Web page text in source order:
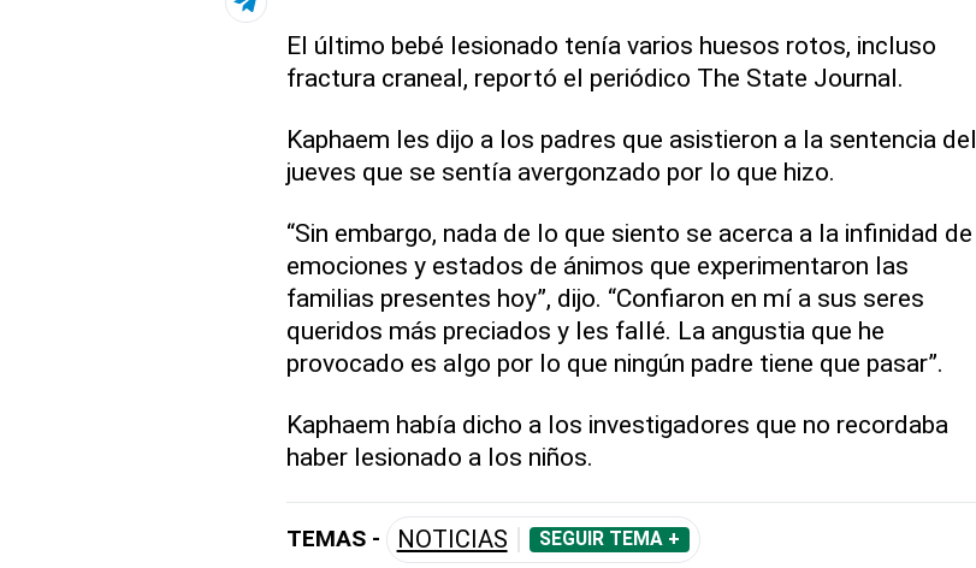
El último bebé lesionado tenía varios huesos rotos, incluso
fractura craneal, reportó el periódico The State Journal.
Kaphaem les dijo a los padres que asistieron a la sentencia del
jueves que se sentía avergonzado por lo que hizo.
“Sin embargo, nada de lo que siento se acerca a la infinidad de
emociones y estados de ánimos que experimentaron las
familias presentes hoy”, dijo. “Confiaron en mí a sus seres
queridos más preciados y les fallé. La angustia que he
provocado es algo por lo que ningún padre tiene que pasar”.
Kaphaem había dicho a los investigadores que no recordaba
haber lesionado a los niños.
TEMAS - NOTICIAS SEGUIR TEMA +